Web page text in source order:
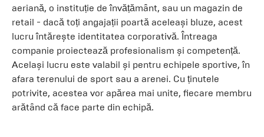
aeriană, o instituție de învățământ, sau un magazin de
retail - dacă toți angajații poartă aceleași bluze, acest
lucru întărește identitatea corporativă. Întreaga
companie proiectează profesionalism și competență.
Același lucru este valabil și pentru echipele sportive, în
afara terenului de sport sau a arenei. Cu ținutele
potrivite, acestea vor apărea mai unite, fiecare membru
arătând că face parte din echipă.